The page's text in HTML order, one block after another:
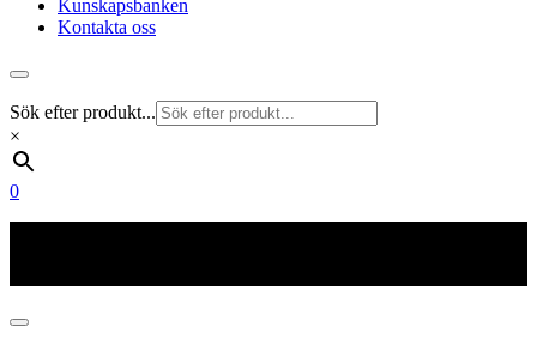
Kunskapsbanken
Kontakta oss
Sök efter produkt...
×
0